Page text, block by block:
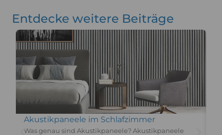
Entdecke weitere Beiträge
Akustikpaneele im Schlafzimmer
Was genau sind Akustikpaneele? Akustikpaneele